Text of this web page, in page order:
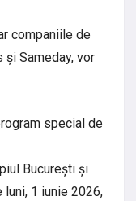
companiile de
și Sameday, vor
special de
București și
1 iunie 2026,